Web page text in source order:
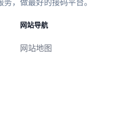
网站导航
网站地图